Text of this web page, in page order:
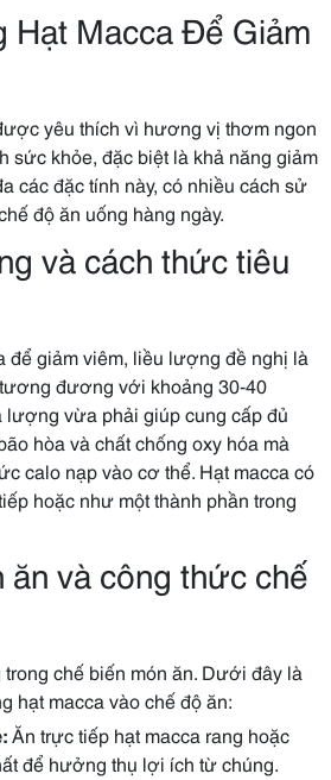
Hạt Macca Để Giảm
yêu thích vì hương vị thơm ngon
sức khỏe, đặc biệt là khả năng giảm
các đặc tính này, có nhiều cách sử
độ ăn uống hàng ngày.
và cách thức tiêu
để giảm viêm, liều lượng đề nghị là
đương với khoảng 30-40
lượng vừa phải giúp cung cấp đủ
hòa và chất chống oxy hóa mà
calo nạp vào cơ thể. Hạt macca có
hoặc như một thành phần trong
ăn và công thức chế
chế biến món ăn. Dưới đây là
hạt macca vào chế độ ăn:
Ăn trực tiếp hạt macca rang hoặc
để hưởng thụ lợi ích từ chúng.